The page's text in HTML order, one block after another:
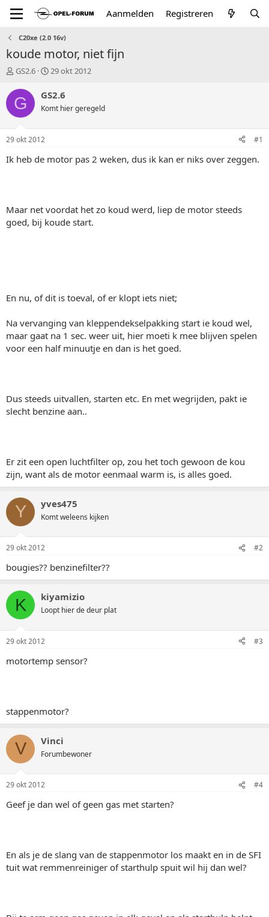
Aanmelden Registreren
C20xe (2.0 16v)
koude motor, niet fijn
T
p
i
a
r
GS2.6
S
a
t
u
29 okt 2012
G GS2.6
Komt hier geregeld
29 okt 2012 #1
Ik heb de motor pas 2 weken, dus ik kan er niks over zeggen.
Maar net voordat het zo koud werd, liep de motor steeds
goed, bij koude start.
En nu, of dit is toeval, of er klopt iets niet;
Na vervanging van kleppendekselpakking start ie koud wel,
maar gaat na 1 sec. weer uit, hier moeti k mee blijven spelen
voor een half minuutje en dan is het goed.
Dus steeds uitvallen, starten etc. En met wegrijden, pakt ie
slecht benzine aan..
Er zit een open luchtfilter op, zou het toch gewoon de kou
zijn, want als de motor eenmaal warm is, is alles goed.
Y yves475
Komt weleens kijken
29 okt 2012 #2
bougies?? benzinefilter??
K kiyamizio
Loopt hier de deur plat
29 okt 2012 #3
motortemp sensor?
stappenmotor?
V Vinci
Forumbewoner
29 okt 2012 #4
Geef je dan wel of geen gas met starten?
En als je de slang van de stappenmotor los maakt en in de SFI
tuit wat remmenreiniger of starthulp spuit wil hij dan wel?